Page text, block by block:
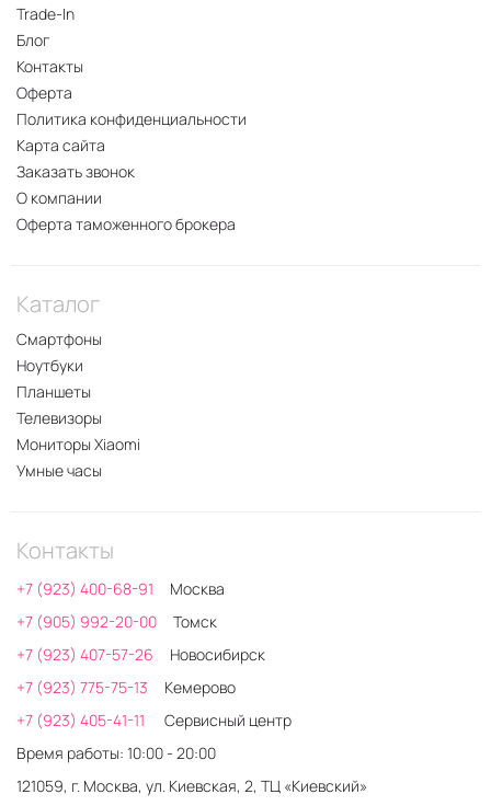
Trade-In
Блог
Контакты
Оферта
Политика конфиденциальности
Карта сайта
Заказать звонок
О компании
Оферта таможенного брокера
Каталог
Смартфоны
Ноутбуки
Планшеты
Телевизоры
Мониторы Xiaomi
Умные часы
Контакты
+7 (923) 400-68-91
Москва
+7 (905) 992-20-00
Томск
+7 (923) 407-57-26
Новосибирск
+7 (923) 775-75-13
Кемерово
+7 (923) 405-41-11
Сервисный центр
Время работы: 10:00 - 20:00
121059, г. Москва, ул. Киевская, 2, ТЦ «Киевский»